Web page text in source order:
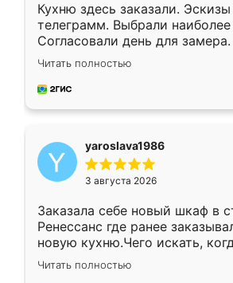
Кухню здесь заказали.
телеграмм. Выбрали
Согласовали день для
недели кухня была уже
довольны работой. Спасибо
мебель за качественную
Читать полностью
yaroslava1986
3 августа 2026
Заказала себе новый шкаф в
Ренессанс где ранее
новую кухню.Чего искать,
вполне довольна. Служит
два года, нареканий нет.
Читать полностью